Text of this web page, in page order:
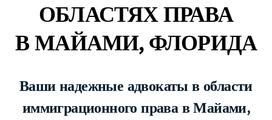
ОБЛАСТЯХ ПРАВА
В МАЙАМИ, ФЛОРИДА
Ваши надежные адвокаты в области
иммиграционного права в Майами,